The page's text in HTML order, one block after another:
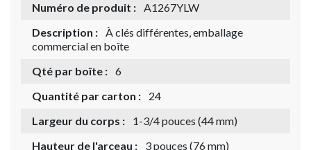
Numéro de produit : A1267YLW
Description : À clés différentes, emballage
commercial en boîte
Qté par boîte : 6
Quantité par carton :
24
Largeur du corps :
1-3/4 pouces (44 mm)
Hauteur de l'arceau :
3 pouces (76 mm)